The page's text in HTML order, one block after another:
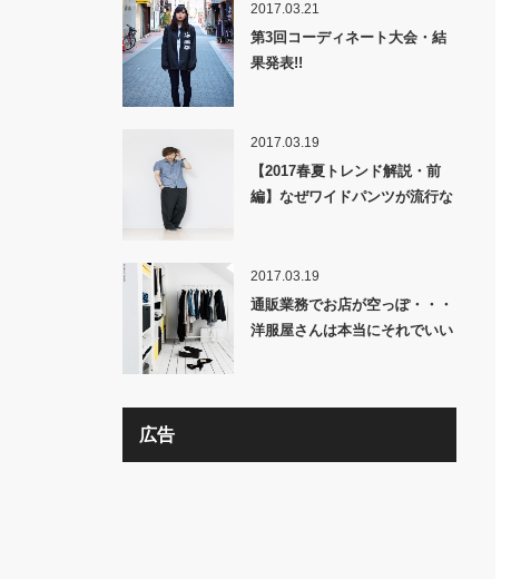
2017.03.21
第3回コーディネート大会・結
果発表!!
2017.03.19
【2017春夏トレンド解説・前
編】なぜワイドパンツが流行な
2017.03.19
通販業務でお店が空っぽ・・・
洋服屋さんは本当にそれでいい
広告